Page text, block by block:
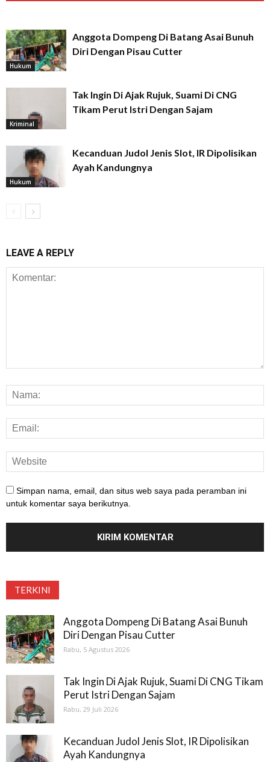
Hukum
Anggota Dompeng Di Batang Asai Bunuh
Diri Dengan Pisau Cutter
Kriminal
Tak Ingin Di Ajak Rujuk, Suami Di CNG
Tikam Perut Istri Dengan Sajam
Hukum
Kecanduan Judol Jenis Slot, IR Dipolisikan
Ayah Kandungnya
LEAVE A REPLY
Simpan nama, email, dan situs web saya pada peramban ini
untuk komentar saya berikutnya.
TERKINI
Anggota Dompeng Di Batang Asai Bunuh
Diri Dengan Pisau Cutter
Rabu, 5 Agustus 2026
Tak Ingin Di Ajak Rujuk, Suami Di CNG Tikam
Perut Istri Dengan Sajam
Rabu, 29 Juli 2026
Kecanduan Judol Jenis Slot, IR Dipolisikan
Ayah Kandungnya